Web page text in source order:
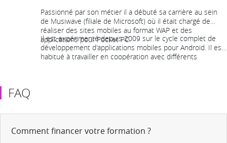
Passionné par son métier il a débuté sa carrière au sein
de Musiwave (filiale de Microsoft) où il était chargé de
réaliser des sites mobiles au format WAP et des
applications pour Pocket PC.
Il est expérimenté depuis 2009 sur le cycle complet de
développement d'applications mobiles pour Android. Il est
habitué à travailler en coopération avec différents
FAQ
Comment financer votre formation ?